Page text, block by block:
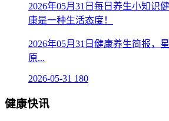
2026年05月31日每日养生小知识
康是一种生活态度！
2026年05月31日健康养生简报，
原...
2026-05-31 180
健康快讯